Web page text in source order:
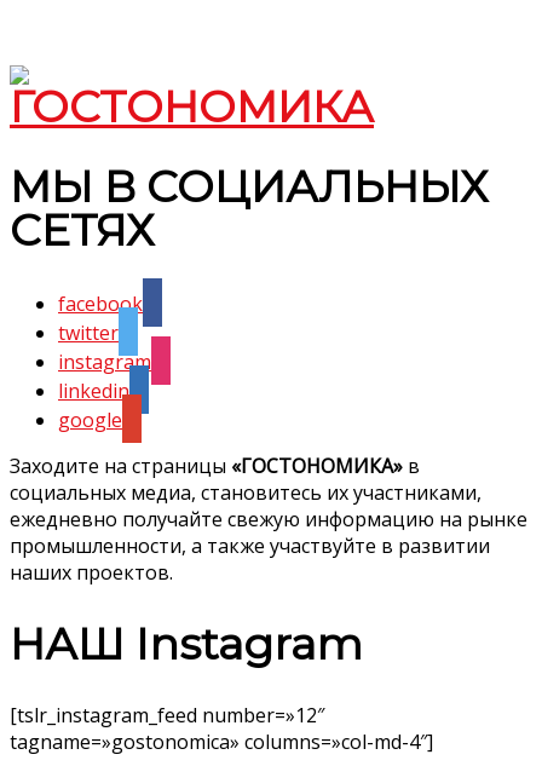
МЫ В СОЦИАЛЬНЫХ
СЕТЯХ
facebook
twitter
instagram
linkedin
google
Заходите на страницы «ГОСТОНОМИКА» в
социальных медиа, становитесь их участниками,
ежедневно получайте свежую информацию на рынке
промышленности, а также участвуйте в развитии
наших проектов.
НАШ Instagram
[tslr_instagram_feed number=»12″
tagname=»gostonomica» columns=»col-md-4″]